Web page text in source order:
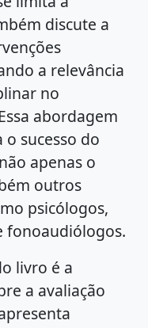
discute a
a relevância
no
abordagem
sucesso do
apenas o
outros
psicólogos,
fonoaudiólogos.
livro é a
a avaliação